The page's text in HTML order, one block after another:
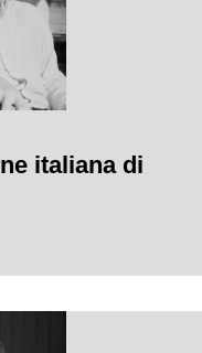
italiana di